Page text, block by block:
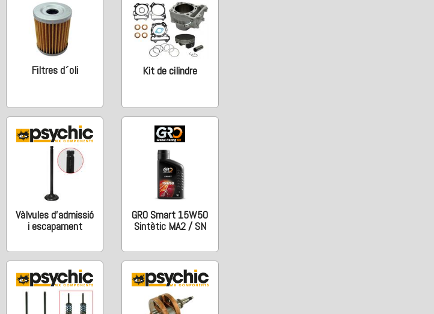
Filtres d´oli Kit de cilindre
Vàlvules d'admissió
i escapament
GRO Smart 15W50
Sintètic MA2 / SN